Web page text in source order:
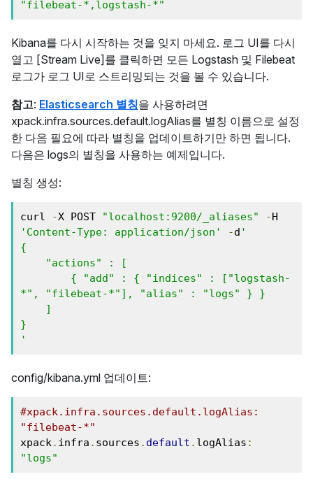
"filebeat-*,logstash-*"
Kibana를 다시 시작하는 것을 잊지 마세요. 로그 UI를 다시
열고 [Stream Live]를 클릭하면 모든 Logstash 및 Filebeat
로그가 로그 UI로 스트리밍되는 것을 볼 수 있습니다.
참고: Elasticsearch 별칭을 사용하려면
xpack.infra.sources.default.logAlias를 별칭 이름으로 설정
한 다음 필요에 따라 별칭을 업데이트하기만 하면 됩니다.
다음은 logs의 별칭을 사용하는 예제입니다.
별칭 생성:
curl -X POST "localhost:9200/_aliases" -
'Content-Type: application/json'
-d '
{
    "actions" : [
*", "filebeat-*"], "alias" : "logs" } }
    ]
}
'
config/kibana.yml 업데이트:
#xpack.infra.sources.default.logAlias:
"filebeat-*"
xpack. infra . sources . default . logAlias :
"logs"